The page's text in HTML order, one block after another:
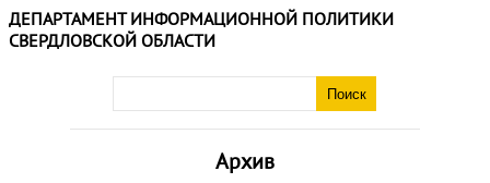
Архив
ДЕПАРТАМЕНТ ИНФОРМАЦИОННОЙ ПОЛИТИКИ
СВЕРДЛОВСКОЙ ОБЛАСТИ